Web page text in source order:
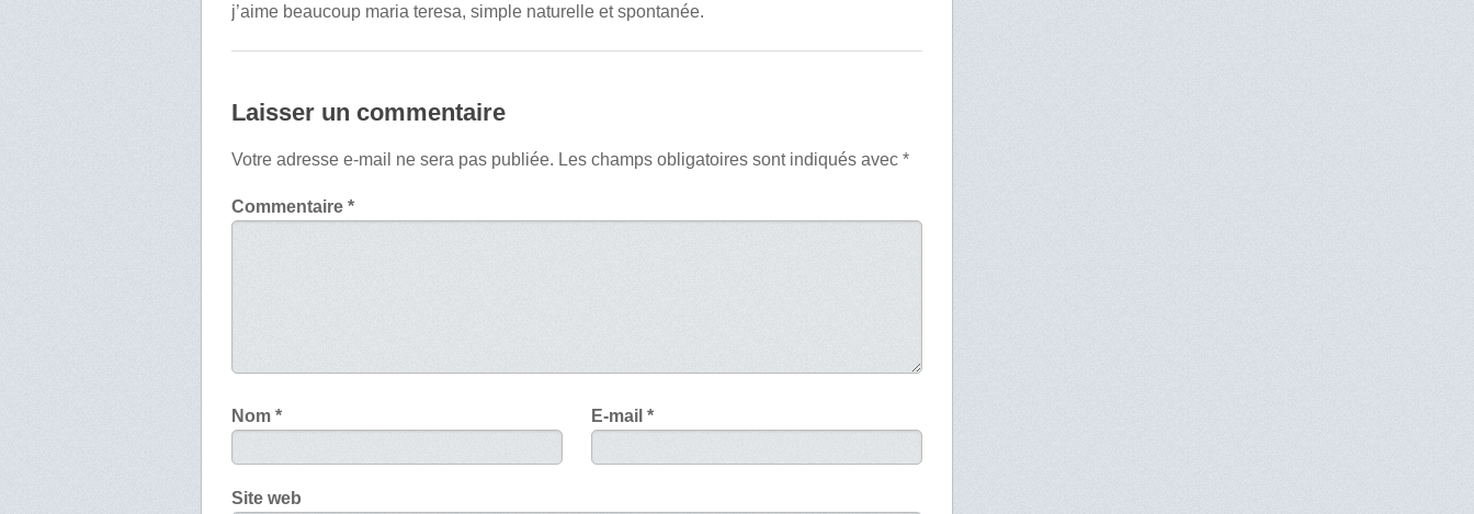
j’aime beaucoup maria teresa, simple naturelle et spontanée.
Laisser un commentaire
Votre adresse e-mail ne sera pas publiée. Les champs obligatoires sont indiqués avec*
Commentaire*
Nom* E-mail *
Site web